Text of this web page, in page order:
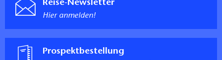
Reise-Newsletter
Hier anmelden!
Prospektbestellung